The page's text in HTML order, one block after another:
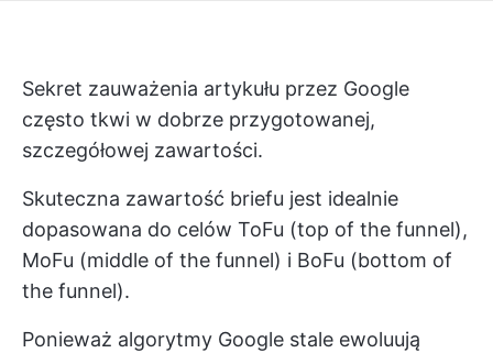
Sekret zauważenia artykułu przez Google
często tkwi w dobrze przygotowanej,
szczegółowej zawartości.
Skuteczna zawartość briefu jest idealnie
dopasowana do celów ToFu (top of the funnel),
MoFu (middle of the funnel) i BoFu (bottom of
the funnel).
Ponieważ algorytmy Google stale ewoluują